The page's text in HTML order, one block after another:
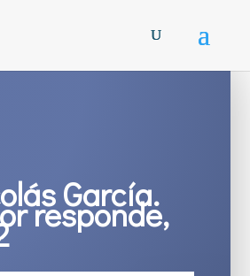
García.
responde,